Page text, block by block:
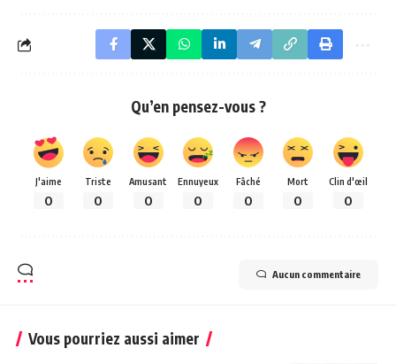
Qu’en pensez-vous ?
J'aime
0
Triste
0
Amusant
0
Ennuyeux
0
Fâché
0
Mort
0
Clin d'œil
0
Aucun commentaire
Vous pourriez aussi aimer